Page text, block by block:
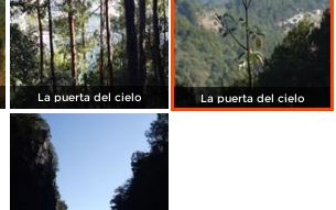
La puerta del cielo La puerta del cielo